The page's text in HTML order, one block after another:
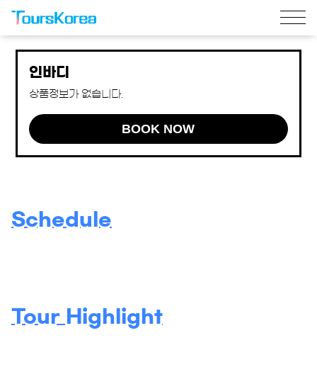
인바디
상품정보가 없습니다.
BOOK NOW
Schedule
Tour Highlight